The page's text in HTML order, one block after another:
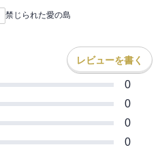
禁じられた愛の島
レビューを書く
0
0
0
0